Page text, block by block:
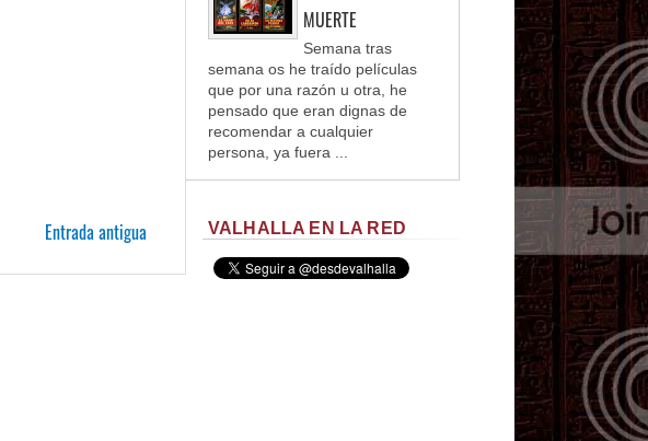
Entrada antigua
MUERTE
Semana tras
semana os he traído películas
que por una razón u otra, he
pensado que eran dignas de
recomendar a cualquier
persona, ya fuera ...
VALHALLA EN LA RED